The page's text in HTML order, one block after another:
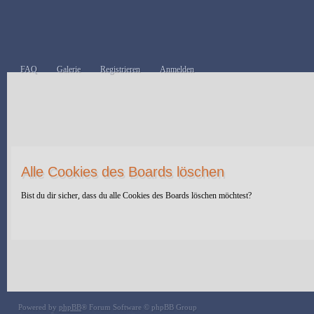
FAQ Galerie Registrieren Anmelden
Alle Cookies des Boards löschen
Bist du dir sicher, dass du alle Cookies des Boards löschen möchtest?
Powered by phpBB® Forum Software © phpBB Group